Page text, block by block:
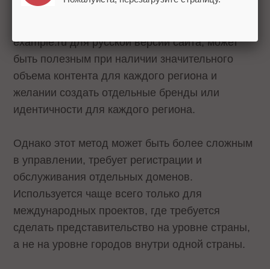
Использование отдельных доменных зон для
example.ru для русской версии сайта, может
быть полезным при наличии значительного
объема контента для каждого региона и
желании создать отдельные бренды или
идентичности для каждого региона.
Однако этот метод может быть более сложным
в управлении, требует регистрации и
обслуживания отдельных доменов.
Используется чаще всего только для
международных проектов, где требуется
сделать представительство на уровне страны,
а не на уровне городов внутри одной страны.